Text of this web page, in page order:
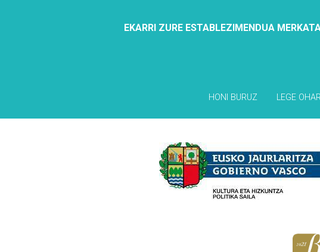
EKARRI ZURE ESTABLEZIMENDUA
HONI BURUZ LEGE